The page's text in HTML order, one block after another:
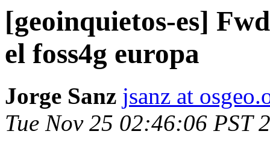
[geoinquietos-es]
el foss4g europa
Jorge Sanz jsanz at
Tue Nov 25 02:46:06 PST